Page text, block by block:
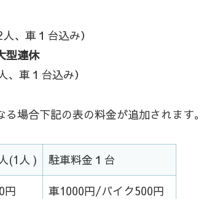
人、車１台込み）
型連休
、車１台込み）
る場合下記の表の料金が追加されます。
(1人 ) 駐車料金１台
円 車1000円/バイク500円